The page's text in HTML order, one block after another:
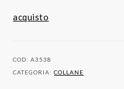
Oro
acquisto
COD:A3538
CATEGORIA:COLLANE